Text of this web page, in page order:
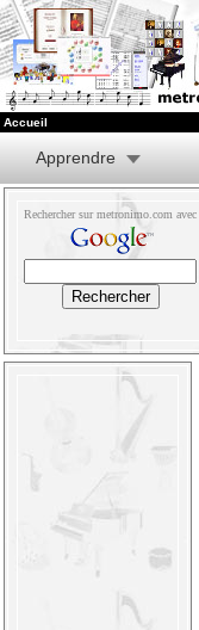
Accueil
Apprendre
Rechercher sur metronimo.com avec